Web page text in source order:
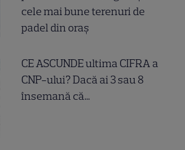
cele mai bune terenuri de
padel din oraș
CE ASCUNDE ultima CIFRA a
CNP-ului? Dacă ai 3 sau 8
însemană că...